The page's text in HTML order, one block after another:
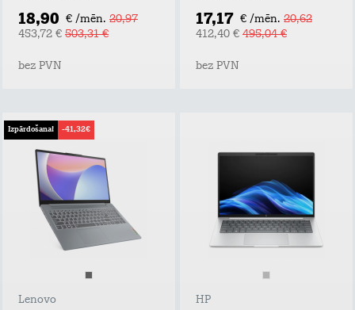
18,90 € /mēn. 20,97
453,72 € 503,31 €
bez PVN
17,17 € /mēn. 20,62
412,40 € 495,04 €
bez PVN
Izpārdošana! -41,32€
Lenovo HP